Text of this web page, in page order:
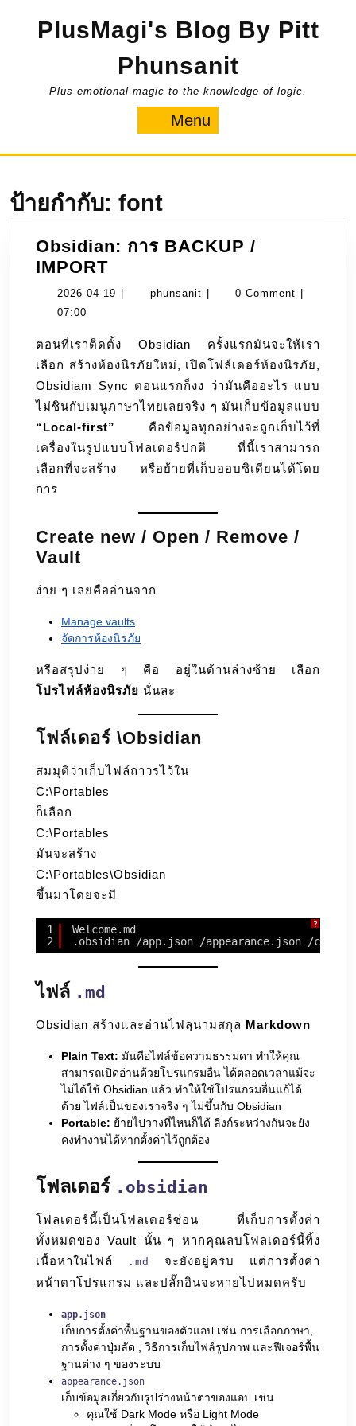
PlusMagi's Blog By Pitt
Phunsanit
Plus emotional magic to the knowledge of logic.
Menu
ป้ายกำกับ: font
Obsidian: การ BACKUP /
IMPORTObsidian:
การ
IMPORT
2026-04-19 2026- phunsanit phunsanit0 Comment
07:00
ตอนที่เราติดตั้ง Obsidian ครั้งแรกมันจะให้เรา
เลือก สร้างห้องนิรภัยใหม่, เปิดโฟล์เดอร์ห้องนิรภัย,
Obsidiam Sync ตอนแรกก็งง ว่ามันคืออะไร แบบ
ไม่ชินกับเมนูภาษาไทยเลยจริง ๆ มันเก็บข้อมูลแบบ
“Local-first”
คือข้อมูลทุกอย่างจะถูกเก็บไว้ที่
เครื่องในรูปแบบโฟลเดอร์ปกติ ที่นี้เราสามารถ
เลือกที่จะสร้าง หรือย้ายที่เก็บออบซิเดียนได้โดย
การ
Create new / Open / Remove /
Vault
ง่าย ๆ เลยคืออ่านจาก
Manage vaults
จัดการห้องนิรภัย
หรือสรุปง่าย ๆ คือ อยู่ในด้านล่างซ้าย เลือก
โปรไฟล์ห้องนิรภัย นั่นละ
โฟล์เดอร์ \Obsidian
สมมุติว่าเก็บไฟล์ถาวรไว้ใน
C:\Portables
ก็เลือก
C:\Portables
มันจะสร้าง
C:\Portables\Obsidian
ขึ้นมาโดยจะมี
?
1
2
Welcome.md
.obsidian /app.json /appearance.json /core-
ไฟล์ .md
Obsidian สร้างและอ่านไฟลฺนามสกุล Markdown
Plain Text: มันคือไฟล์ข้อความธรรมดา ทำให้คุณ
สามารถเปิดอ่านด้วยโปรแกรมอื่น ได้ตลอดเวลาแม้จะ
ไม่ได้ใช้ Obsidian แล้ว ทำให้ใช้โปรแกรมอื่นแก้ได้
ด้วย ไฟล์เป็นของเราจริง ๆ ไม่ขึ้นกับ Obsidian
Portable: ย้ายไปวางที่ไหนก็ได้ ลิงก์ระหว่างกันจะยัง
คงทำงานได้หากตั้งค่าไว้ถูกต้อง
โฟลเดอร์ .obsidian
โฟลเดอร์นี้เป็นโฟลเดอร์ซ่อน ที่เก็บการตั้งค่า
ทั้งหมดของ Vault นั้น ๆ หากคุณลบโฟลเดอร์นี้ทิ้ง
เนื้อหาในไฟล์
.md
จะยังอยู่ครบ แต่การตั้งค่า
หน้าตาโปรแกรม และปลั๊กอินจะหายไปหมดครับ
app.json
เก็บการตั้งค่าพื้นฐานของตัวแอป เช่น การเลือกภาษา,
การตั้งค่าปุ่มลัด , วิธีการเก็บไฟล์รูปภาพ และฟีเจอร์พื้น
ฐานต่าง ๆ ของระบบ
appearance.json
เก็บข้อมูลเกี่ยวกับรูปร่างหน้าตาของแอป เช่น
คุณใช้ Dark Mode หรือ Light Mode